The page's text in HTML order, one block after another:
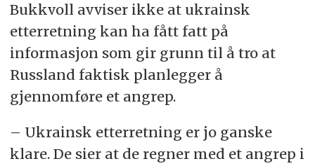
Bukkvoll avviser ikke at ukrainsk
etterretning kan ha fått fatt på
informasjon som gir grunn til å tro at
Russland faktisk planlegger å
gjennomføre et angrep.
– Ukrainsk etterretning er jo ganske
klare. De sier at de regner med et angrep i